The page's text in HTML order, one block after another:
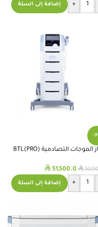
+ إضافة إلى السلة
-
جهاز الموجات التصادمية (PRO)BTL
⃁
⃁ 51,500.0
+ إضافة إلى السلة